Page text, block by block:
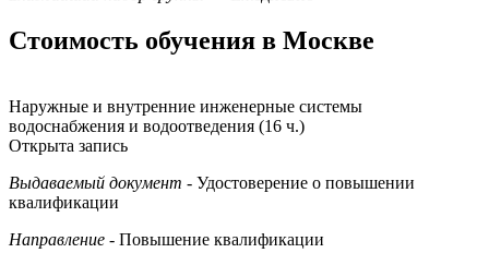
Стоимость обучения в Москве
Наружные и внутренние инженерные системы
водоснабжения и водоотведения (16 ч.)
Открыта запись
Выдаваемый документ - Удостоверение о повышении
квалификации
Направление - Повышение квалификации